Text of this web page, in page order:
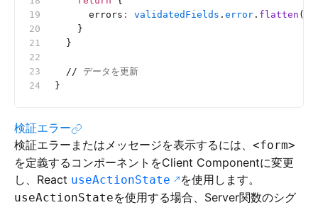
      errors
: validatedFields . error . flatten
    }
  }
  //
データを更新
}
検証エラー
検証エラーまたはメッセージを表示するには、 <form>
を定義するコンポーネントをClient Componentに変更
し、React useActionState を使用します。
useActionStateを使用する場合、Server関数のシグ